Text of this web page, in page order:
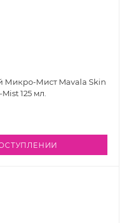
Микро-Мист Mavala Skin
125 мл.